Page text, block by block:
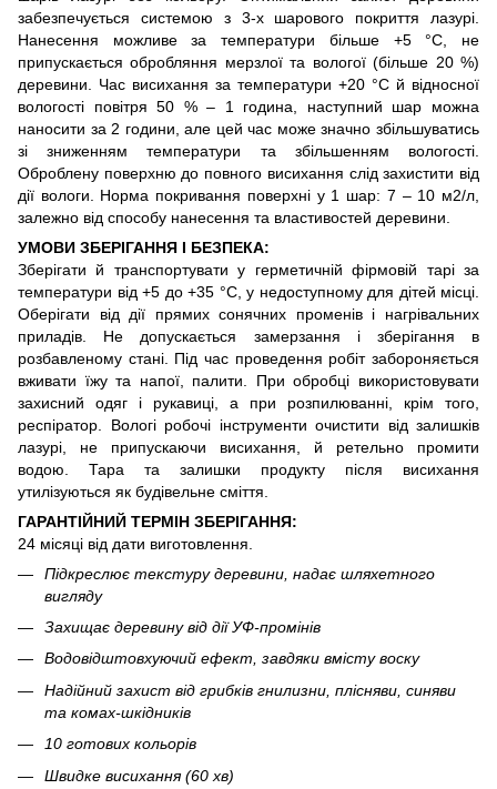
забезпечується системою з 3-х шарового покриття лазурі.
Нанесення можливе за температури більше +5 °С, не
припускається обробляння мерзлої та вологої (більше 20 %)
деревини. Час висихання за температури +20 °С й відносної
вологості повітря 50 % – 1 година, наступний шар можна
наносити за 2 години, але цей час може значно збільшуватись
зі зниженням температури та збільшенням вологості.
Оброблену поверхню до повного висихання слід захистити від
дії вологи. Норма покривання поверхні у 1 шар: 7 – 10 м2/л,
залежно від способу нанесення та властивостей деревини.
УМОВИ ЗБЕРІГАННЯ І БЕЗПЕКА:
Зберігати й транспортувати у герметичній фірмовій тарі за
температури від +5 до +35 °С, у недоступному для дітей місці.
Оберігати від дії прямих сонячних променів і нагрівальних
приладів. Не допускається замерзання і зберігання в
розбавленому стані. Під час проведення робіт забороняється
вживати їжу та напої, палити. При обробці використовувати
захисний одяг і рукавиці, а при розпилюванні, крім того,
респіратор. Вологі робочі інструменти очистити від залишків
лазурі, не припускаючи висихання, й ретельно промити
водою. Тара та залишки продукту після висихання
утилізуються як будівельне сміття.
ГАРАНТІЙНИЙ ТЕРМІН ЗБЕРІГАННЯ:
24 місяці від дати виготовлення.
Підкреслює текстуру деревини, надає шляхетного
вигляду
Захищає деревину від дії УФ-промінів
Водовідштовхуючий ефект, завдяки вмісту воску
Надійний захист від грибків гнилизни, плісняви, синяви
та комах-шкідників
10 готових кольорів
Швидке висихання (60 хв)